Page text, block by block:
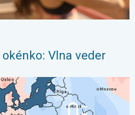
Vlna veder
Rozdíl v teplotách. . . pondělí 3.